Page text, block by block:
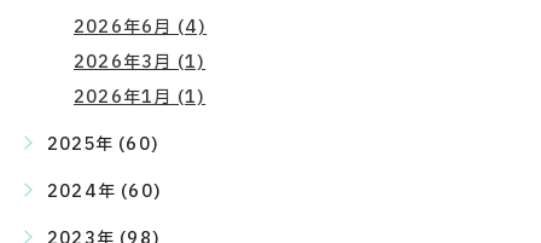
2026年6月 (4)
2026年3月 (1)
2026年1月 (1)
2025年 (60)
2024年 (60)